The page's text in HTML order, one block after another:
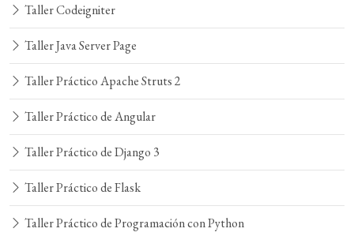
Taller Codeigniter
Taller Java Server Page
Taller Práctico Apache Struts 2
Taller Práctico de Angular
Taller Práctico de Django 3
Taller Práctico de Flask
Taller Práctico de Programación con Python